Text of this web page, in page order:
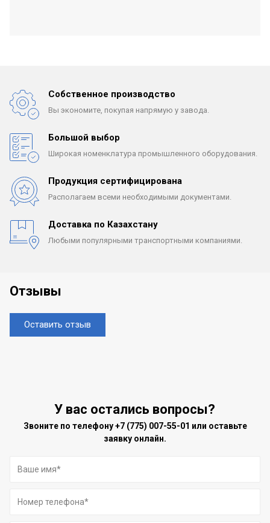
Собственное производство
Вы экономите, покупая напрямую у завода.
Большой выбор
Широкая номенклатура промышленного оборудования.
Продукция сертифицирована
Располагаем всеми необходимыми документами.
Доставка по Казахстану
Любыми популярными транспортными компаниями.
Отзывы
Оставить отзыв
У вас остались вопросы?
Звоните по телефону+7 (775) 007-55-01 или оставьте
заявку онлайн.